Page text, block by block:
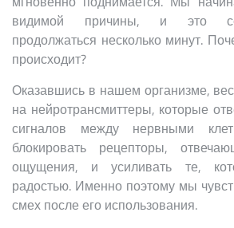
видимой причины, и это
продолжаться несколько минут.
происходит?
Оказавшись в нашем организме,
на нейротрансмиттеры, которые
сигналов между нервными
блокировать рецепторы,
ощущения, и усиливать те,
радостью. Именно поэтому мы
смех после его использования.